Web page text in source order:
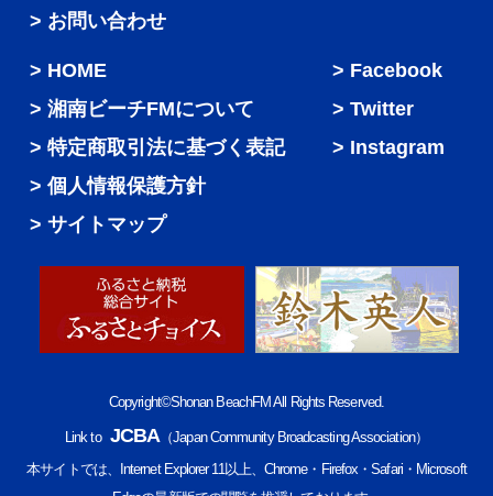
> お問い合わせ
HOME
湘南ビーチFMについて
特定商取引法に基づく表記
個人情報保護方針
サイトマップ
Facebook
Twitter
Instagram
Copyright©Shonan BeachFM All Rights Reserved.
Link to JCBA（Japan Community Broadcasting Association）
本サイトでは、Internet Explorer 11以上、Chrome・Firefox・Safari・Microsoft